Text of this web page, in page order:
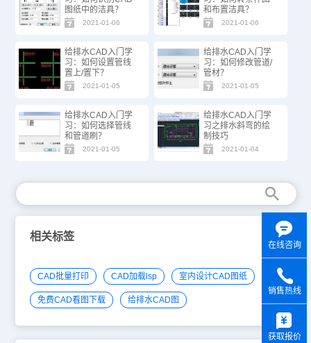
图纸中的洁具？
2021-01-06
和布置洁具？
2021-01-06
给排水CAD入门学
习：如何设置管线
置上/置下？
2021-01-05
给排水CAD入门学
习：如何修改管道/
管材？
2021-01-05
给排水CAD入门学
习：如何选择管线
和管道刷？
2021-01-05
给排水CAD入门学
习之排水斜弯的绘
制技巧
2021-01-04
相关标签
CAD批量打印 CAD加载lsp 室内设计CAD图纸
免费CAD看图下载 给排水CAD图
在线咨询
销售热线
获取报价